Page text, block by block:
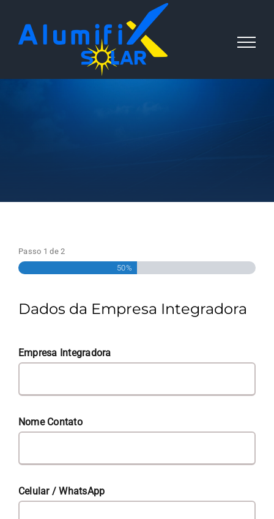
Passo 1 de2
50%
Dados da Empresa Integradora
Empresa Integradora
Nome Contato
Celular / WhatsApp